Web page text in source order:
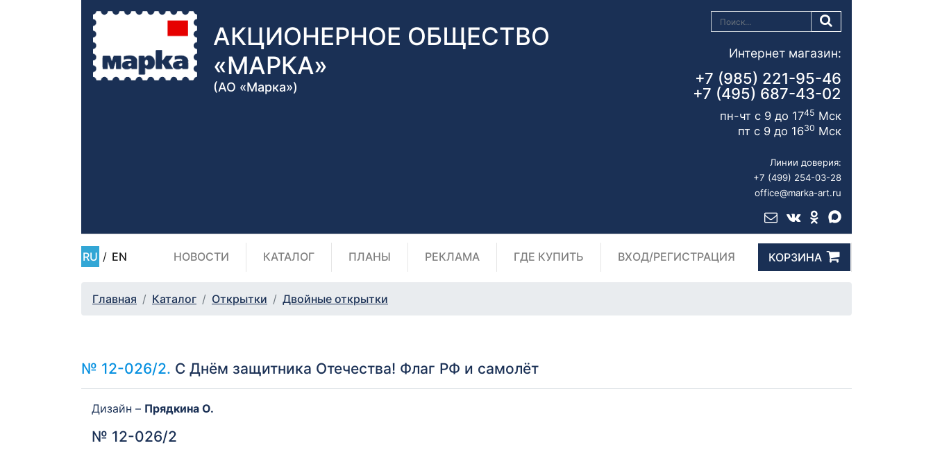
АКЦИОНЕРНОЕ ОБЩЕСТВО
«МАРКА»
(АО «Марка»)
Интернет магазин:
+7 (985) 221-95-46
+7 (495) 687-43-02
пн-чт с 9 до 1745 Мск
пт с 9 до 1630 Мск
Линии доверия:
+7 (499) 254-03-28
office@marka-art.ru
RU / EN НОВОСТИ КАТАЛОГ ПЛАНЫ РЕКЛАМА ГДЕ КУПИТЬ ВХОД/РЕГИСТРАЦИЯ КОРЗИНА
Главная Каталог Открытки Двойные открытки
№ 12-026/2. С Днём защитника Отечества! Флаг РФ и самолёт
Дизайн – Прядкина О.
№ 12-026/2